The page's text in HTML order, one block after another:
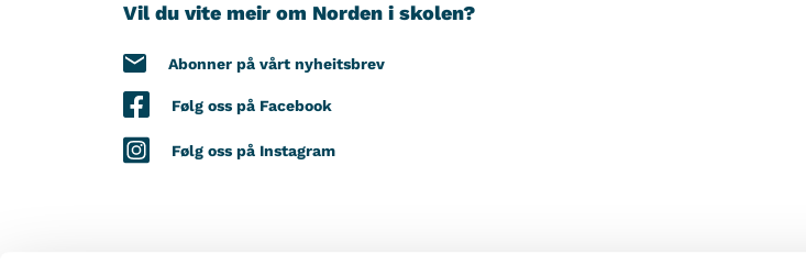
Vil du vite meir om Norden i skolen?
Abonner på vårt nyheitsbrev
Følg oss på Facebook
Følg oss på Instagram